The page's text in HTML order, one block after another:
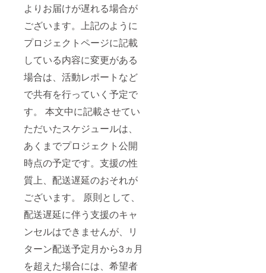
よりお届けが遅れる場合が
ございます。上記のように
プロジェクトページに記載
している内容に変更がある
場合は、活動レポートなど
で共有を行っていく予定で
す。 本文中に記載させてい
ただいたスケジュールは、
あくまでプロジェクト公開
時点の予定です。支援の性
質上、配送遅延のおそれが
ございます。 原則として、
配送遅延に伴う支援のキャ
ンセルはできませんが、リ
ターン配送予定月から3ヵ月
を超えた場合には、希望者